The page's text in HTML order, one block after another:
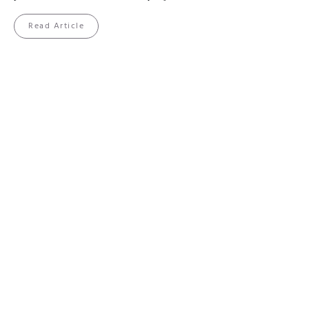
Read Article